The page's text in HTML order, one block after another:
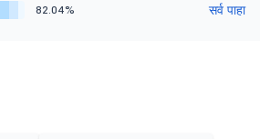
82.04% सर्व पाहा